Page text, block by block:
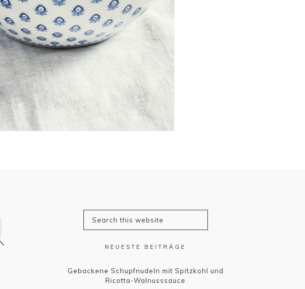
NEUESTE BEITRÄGE
Gebackene Schupfnudeln mit Spitzkohl und
Ricotta-Walnusssauce